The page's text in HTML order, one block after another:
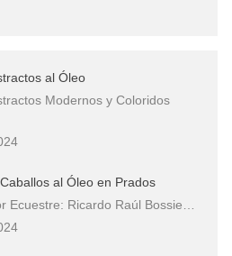
al Óleo
Modernos y Coloridos
al Óleo en Prados
Ecuestre: Ricardo Raúl Bossie…